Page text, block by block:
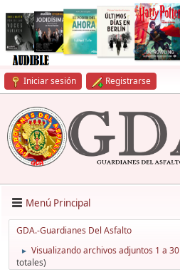
Iniciar sesión Registrarse
Menú Principal
GDA.-Guardianes Del Asfalto
► Visualizando archivos adjuntos 1 a 30
totales)